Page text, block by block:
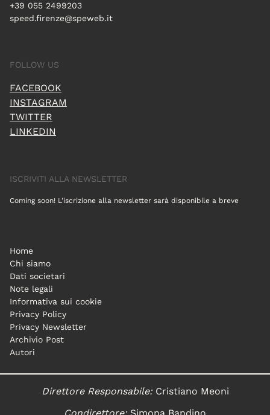
+39 055 2499203
speed.firenze@speweb.it
FOLLOW US
FACEBOOK
INSTAGRAM
TWITTER
LINKEDIN
ISCRIVITI ALLA NEWSLETTER
Coming soon! L'iscrizione alla newsletter sarà disponibile a breve
Home
Chi siamo
Dati societari
Note legali
Informativa sui cookie
Privacy Policy
Privacy Newsletter
Archivio Post
Autori
Direttore Responsabile:Cristiano Meoni